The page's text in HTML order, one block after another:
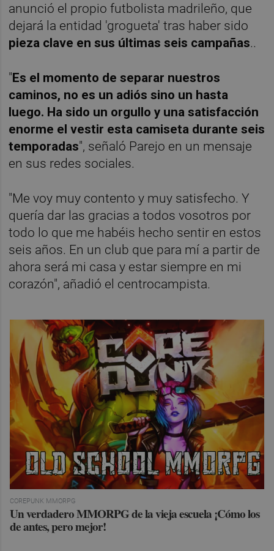
anunció el propio futbolista madrileño, que
dejará la entidad 'grogueta' tras haber sido
pieza clave en sus últimas seis campañas..
"Es el momento de separar nuestros
caminos, no es un adiós sino un hasta
luego. Ha sido un orgullo y una satisfacción
enorme el vestir esta camiseta durante seis
temporadas", señaló Parejo en un mensaje
en sus redes sociales.
"Me voy muy contento y muy satisfecho. Y
quería dar las gracias a todos vosotros por
todo lo que me habéis hecho sentir en estos
seis años. En un club que para mí a partir de
ahora será mi casa y estar siempre en mi
corazón", añadió el centrocampista.
COREPUNK MMORPG
Un verdadero MMORPG de la vieja escuela ¡Cómo los
de antes, pero mejor!